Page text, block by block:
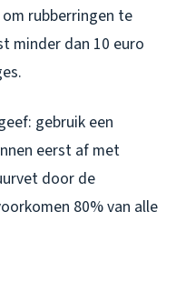
rubberringen te
minder dan 10 euro
gebruik een
eerst af met
door de
80% van alle